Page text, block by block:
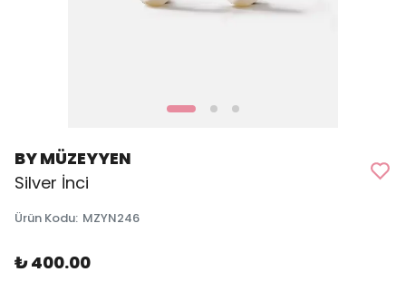
BY MÜZEYYEN
Silver İnci
Ürün Kodu: MZYN246
₺ 400.00